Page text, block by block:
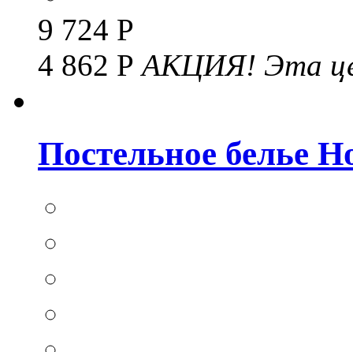
9 724 Р
4 862 РАКЦИЯ! Эта
Постельное белье